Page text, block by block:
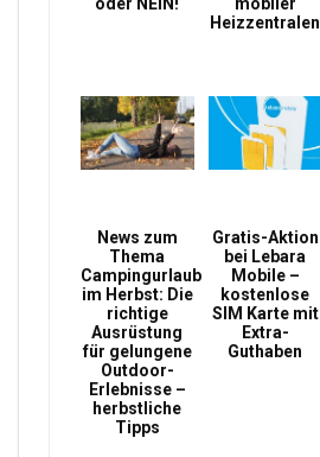
oder NEIN!
mobiler
Heizzentralen
News zum
Thema
Campingurlaub
im Herbst: Die
richtige
Ausrüstung
für gelungene
Outdoor-
Erlebnisse –
herbstliche
Tipps
Gratis-Aktion
bei Lebara
Mobile –
kostenlose
SIM Karte mit
Extra-
Guthaben